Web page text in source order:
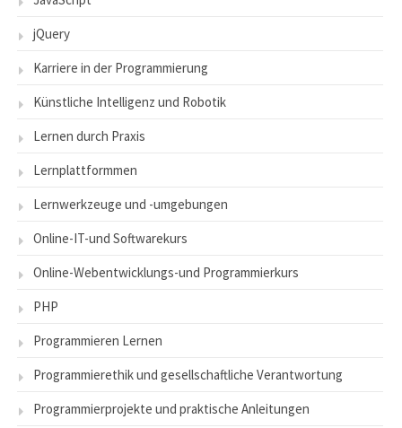
jQuery
Karriere in der Programmierung
Künstliche Intelligenz und Robotik
Lernen durch Praxis
Lernplattformmen
Lernwerkzeuge und -umgebungen
Online-IT-und Softwarekurs
Online-Webentwicklungs-und Programmierkurs
PHP
Programmieren Lernen
Programmierethik und gesellschaftliche Verantwortung
Programmierprojekte und praktische Anleitungen